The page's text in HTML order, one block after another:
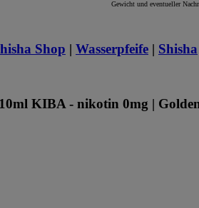
Gewicht und eventueller
Shop | Wasserpfeife | Shisha
KIBA - nikotin 0mg |